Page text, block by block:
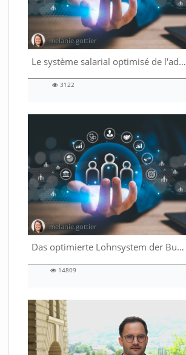
melanie.gottier
Le système salarial optimisé de l'administration fédérale
06:26 duration
3122
melanie.gottier
Das optimierte Lohnsystem der Bundesverwaltung
06:10 duration
14809